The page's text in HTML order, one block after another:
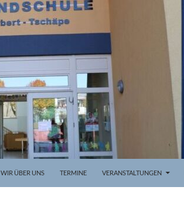
WIR ÜBER UNS TERMINE VERANSTALTUNGEN